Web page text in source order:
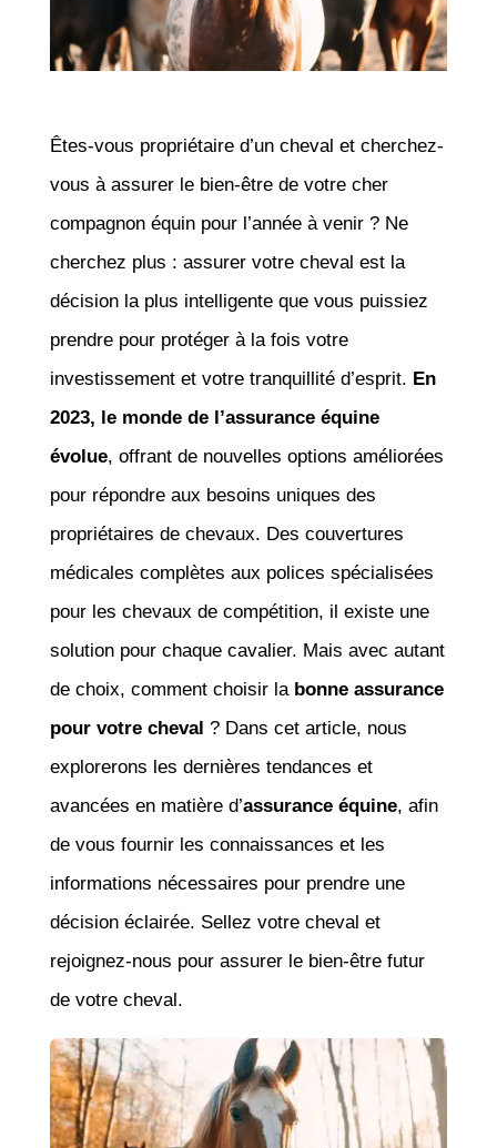
Êtes-vous propriétaire d’un cheval et cherchez-
vous à assurer le bien-être de votre cher
compagnon équin pour l’année à venir ? Ne
cherchez plus : assurer votre cheval est la
décision la plus intelligente que vous puissiez
prendre pour protéger à la fois votre
investissement et votre tranquillité d’esprit. En
2023, le monde de l’assurance équine
évolue, offrant de nouvelles options améliorées
pour répondre aux besoins uniques des
propriétaires de chevaux. Des couvertures
médicales complètes aux polices spécialisées
pour les chevaux de compétition, il existe une
solution pour chaque cavalier. Mais avec autant
de choix, comment choisir la bonne assurance
pour votre cheval ? Dans cet article, nous
explorerons les dernières tendances et
avancées en matière d’assurance équine, afin
de vous fournir les connaissances et les
informations nécessaires pour prendre une
décision éclairée. Sellez votre cheval et
rejoignez-nous pour assurer le bien-être futur
de votre cheval.